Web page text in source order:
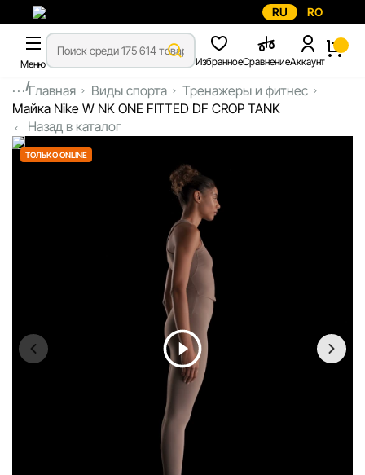
RU RO
Меню ИзбранноеСравнениеАккаунт
...Главная Виды спорта
Тренажеры и фитнес
Майка Nike W NK ONE FITTED DF CROP TANK
Назад в каталог
ТОЛЬКО ONLINE